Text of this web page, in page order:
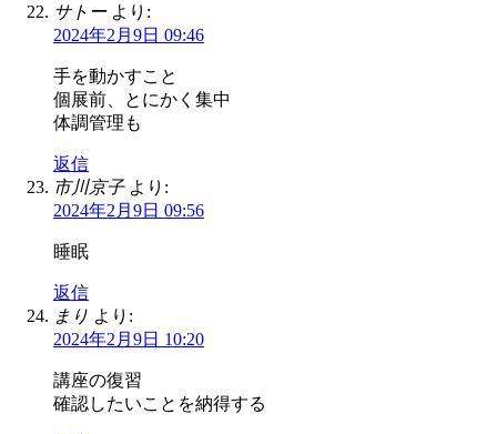
サトー より:
2024年2月9日 09:46
手を動かすこと
個展前、とにかく集中
体調管理も
返信
市川京子 より:
2024年2月9日 09:56
睡眠
返信
まり より:
2024年2月9日 10:20
講座の復習
確認したいことを納得する